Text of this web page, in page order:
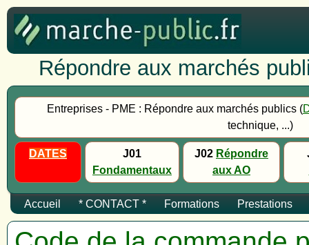
Répondre aux marchés
Entreprises - PME : Répondre aux marchés publics (
technique, ...)
DATES
J01
Fondamentaux
J02 Répondre
aux AO
Accueil * CONTACT * Formations Prestations